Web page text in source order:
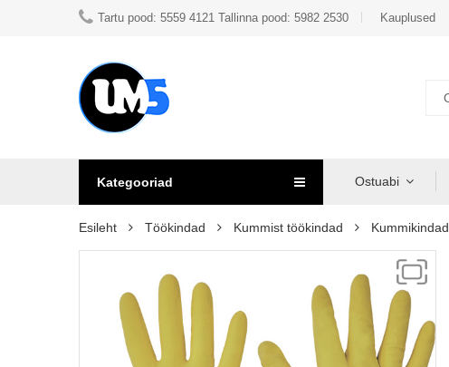
Tartu pood: 5559 4121 Tallinna pood: 5982 2530 Kauplused
Kategooriad Ostuabi
Esileht Töökindad Kummist töökindad Kummikindad